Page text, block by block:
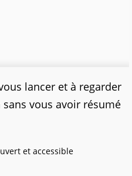
lancer et à regarder
vous avoir résumé
et accessible